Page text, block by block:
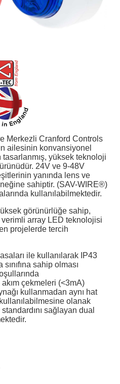
Merkezli Cranford Controls
ailesinin konvansiyonel
yüksek teknoloji
24V ve 9-48V
yanında lens ve
sahiptir. (SAV-WIRE®)
kullanılabilmektedir.
görünürlüğe sahip,
array LED teknolojisi
projelerde tercih
ile kullanılarak IP43
sahip olması
çekmeleri (<3mA)
kullanmadan aynı hat
olanak
sağlayan dual